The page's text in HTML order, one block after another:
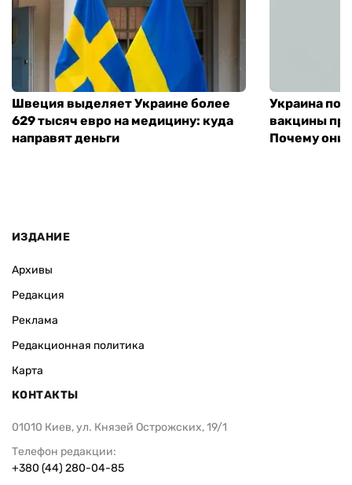
Швеция выделяет Украине более
629 тысяч евро на медицину: куда
направят деньги
Украина
вакцины
Почему они
ИЗДАНИЕ
Архивы
Редакция
Реклама
Редакционная политика
Карта
КОНТАКТЫ
01010 Киев, ул. Князей Острожских, 19/1
Телефон редакции:
+380 (44) 280-04-85